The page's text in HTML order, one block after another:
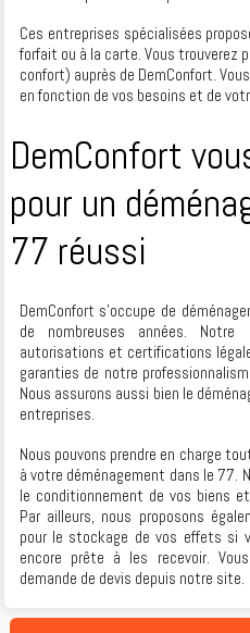
Ces entreprises spécialisées
forfait ou à la carte. Vous trouverez
confort) auprès de DemConfort.
en fonction de vos besoins et de
DemConfort
pour un
77 réussi
DemConfort s’occupe de
de nombreuses années.
autorisations et certifications
garanties de notre
Nous assurons aussi bien le
entreprises.
Nous pouvons prendre en charge
à votre déménagement dans le 77.
le conditionnement de vos biens
Par ailleurs, nous proposons
pour le stockage de vos effets si
encore prête à les recevoir.
demande de devis depuis notre site.